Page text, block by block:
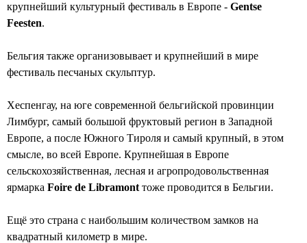
крупнейший культурный фестиваль в Европе - Gentse
Feesten.
Бельгия также организовывает и крупнейший в мире
фестиваль песчаных скульптур.
Хеспенгау, на юге современной бельгийской провинции
Лимбург, самый большой фруктовый регион в Западной
Европе, а после Южного Тироля и самый крупный, в этом
смысле, во всей Европе. Крупнейшая в Европе
сельскохозяйственная, лесная и агропродовольственная
ярмарка Foire de Libramont тоже проводится в Бельгии.
Ещё это страна с наибольшим количеством замков на
квадратный километр в мире.